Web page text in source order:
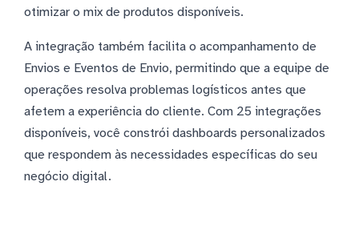
otimizar o mix de produtos disponíveis.
A integração também facilita o acompanhamento de
Envios e Eventos de Envio, permitindo que a equipe de
operações resolva problemas logísticos antes que
afetem a experiência do cliente. Com 25 integrações
disponíveis, você constrói dashboards personalizados
que respondem às necessidades específicas do seu
negócio digital.